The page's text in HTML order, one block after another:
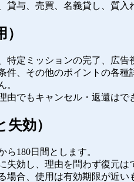
与、売買、名義貸し、質入
特定ミッションの完了、広
件、その他のポイントの各
。
でもキャンセル・返還はで
効）
180日間とします。
効し、理由を問わず復元は
場合、使用は有効期限が近い